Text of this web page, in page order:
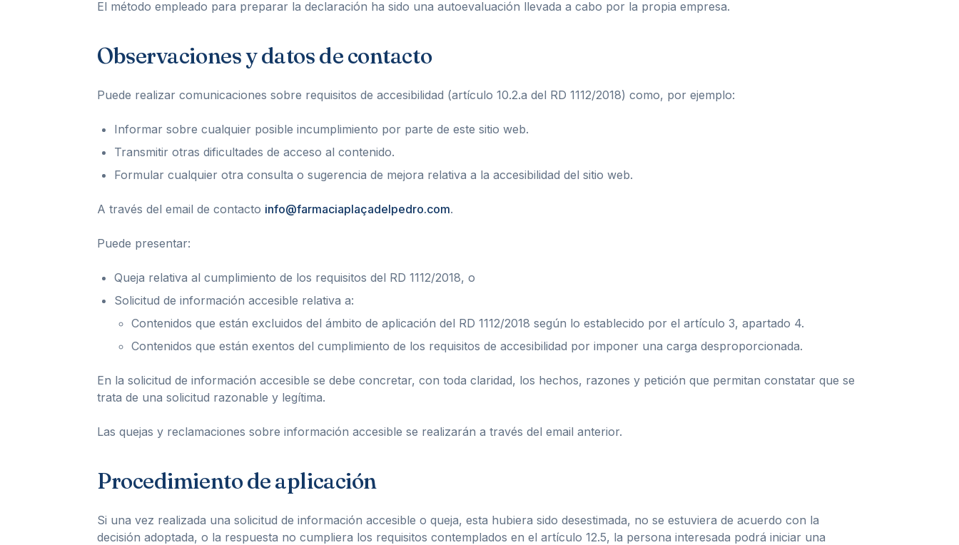
El método empleado para preparar la declaración ha sido una autoevaluación llevada a cabo por la propia empresa.
Observaciones y datos de contacto
Puede realizar comunicaciones sobre requisitos de accesibilidad (artículo 10.2.a del RD 1112/2018) como, por ejemplo:
Informar sobre cualquier posible incumplimiento por parte de este sitio web.
Transmitir otras dificultades de acceso al contenido.
Formular cualquier otra consulta o sugerencia de mejora relativa a la accesibilidad del sitio web.
A través del email de contacto info@farmaciaplaçadelpedro.com.
Puede presentar:
Queja relativa al cumplimiento de los requisitos del RD 1112/2018, o
Solicitud de información accesible relativa a:
Contenidos que están excluidos del ámbito de aplicación del RD 1112/2018 según lo establecido por el artículo 3, apartado 4.
Contenidos que están exentos del cumplimiento de los requisitos de accesibilidad por imponer una carga desproporcionada.
En la solicitud de información accesible se debe concretar, con toda claridad, los hechos, razones y petición que permitan constatar que se
trata de una solicitud razonable y legítima.
Las quejas y reclamaciones sobre información accesible se realizarán a través del email anterior.
Procedimiento de aplicación
Si una vez realizada una solicitud de información accesible o queja, esta hubiera sido desestimada, no se estuviera de acuerdo con la
decisión adoptada, o la respuesta no cumpliera los requisitos contemplados en el artículo 12.5, la persona interesada podrá iniciar una